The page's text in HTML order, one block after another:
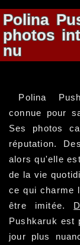
Polina
photos
nu
Polina
connue pour
Ses photos
réputation.
alors qu'elle
de la vie
ce qui charme
être imitée.
Pushkaruk est
jour plus